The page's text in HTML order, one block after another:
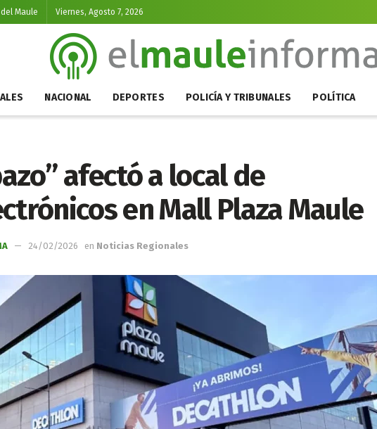
Maule Viernes, Agosto 7, 2026
NACIONAL DEPORTES POLICÍA Y TRIBUNALES POLÍTICA
afectó a local de
en Mall Plaza Maule
24/02/2026 en Noticias Regionales